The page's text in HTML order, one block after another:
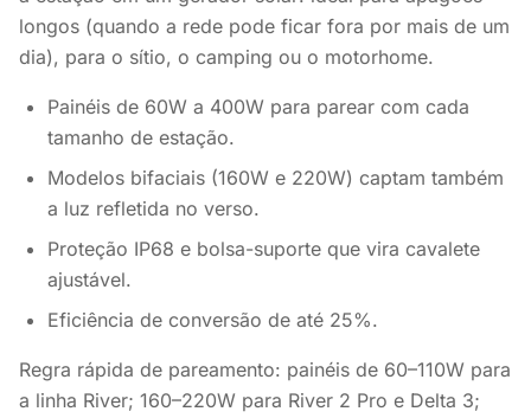
longos (quando a rede pode ficar fora por mais de um
dia), para o sítio, o camping ou o motorhome.
Painéis de 60W a 400W para parear com cada
tamanho de estação.
Modelos bifaciais (160W e 220W) captam também
a luz refletida no verso.
Proteção IP68 e bolsa-suporte que vira cavalete
ajustável.
Eficiência de conversão de até 25%.
Regra rápida de pareamento: painéis de 60–110W para
a linha River; 160–220W para River 2 Pro e Delta 3;